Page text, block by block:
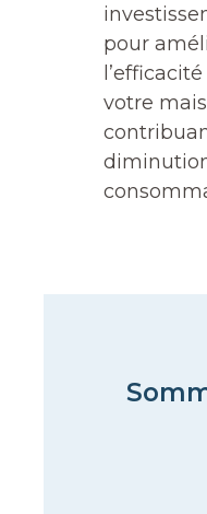
pour
votre